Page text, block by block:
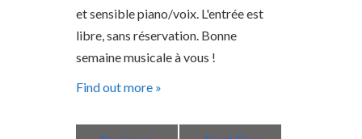
et sensible piano/voix. L'entrée est
libre, sans réservation. Bonne
semaine musicale à vous !
Find out more »